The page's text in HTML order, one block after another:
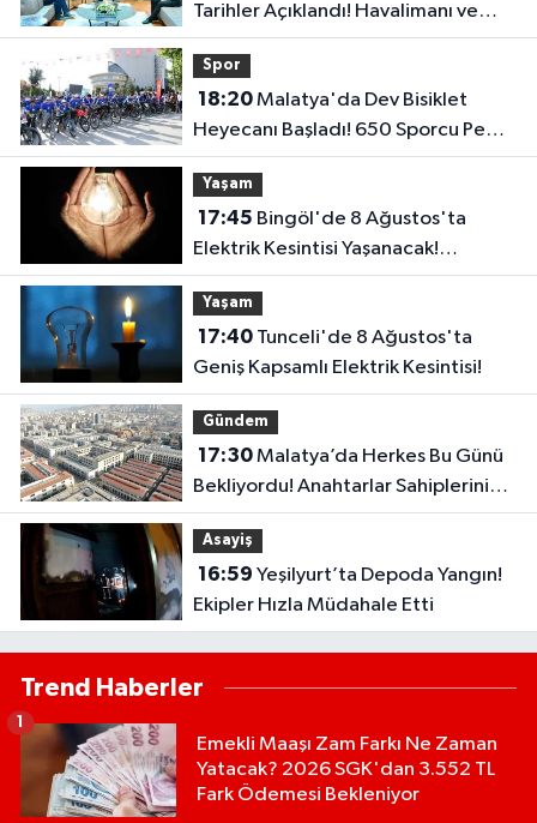
Tarihler Açıklandı! Havalimanı ve
Çevre Yolu Açılıyor..
Spor
18:20Malatya'da Dev Bisiklet
Heyecanı Başladı! 650 Sporcu Pedal
Çeviriyor..
Yaşam
17:45
Elektrik Kesintisi Yaşanacak!
Karlıova'da 2 Köy Etkilenecek
Yaşam
17:40Tunceli'de 8 Ağustos'ta
Geniş Kapsamlı Elektrik Kesintisi!
Gündem
17:30Malatya’da Herkes Bu Günü
Bekliyordu! Anahtarlar Sahiplerini
Buluyor
Asayiş
16:59
Ekipler Hızla Müdahale Etti
Trend Haberler
Emekli Maaşı Zam Farkı Ne Zaman
Yatacak? 2026 SGK'dan 3.552 TL
Fark Ödemesi Bekleniyor
1